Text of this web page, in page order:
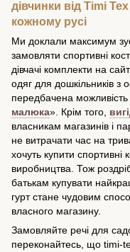
дівчинки від Тіmі
кожному русі
Ми доклали максимум
замовляти спортивні
дівчачі комплекти на
одяг для дошкільників
передбачена
малюка». Крім того,
власникам магазинів і
не витрачати час на
хочуть купити
виробництва. Тож
батькам купувати
гурт стане чудовим
власного магазину.
Замовляйте речі для
переконайтесь, що timi-